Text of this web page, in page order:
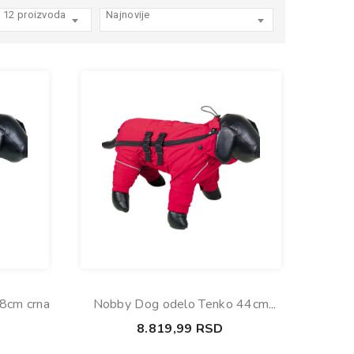
Najnovije
12 proizvoda
crna
Nobby Dog odelo Tenko 44cm
crvena
8.819,99 RSD